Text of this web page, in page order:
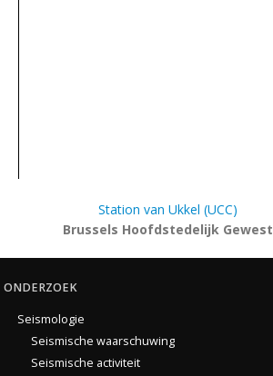
Station van Ukkel (UCC)
Brussels Hoofdstedelijk Gewest
ONDERZOEK
Seismologie
Seismische waarschuwing
Seismische activiteit